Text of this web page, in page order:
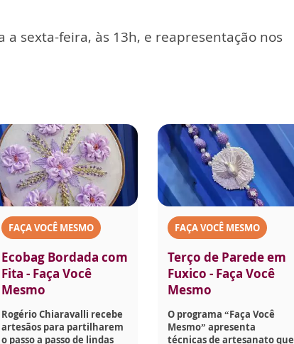
a sexta-feira, às 13h, e reapresentação nos
FAÇA VOCÊ MESMO
Ecobag Bordada com
Fita - Faça Você
Mesmo
Rogério Chiaravalli recebe
artesãos para partilharem
o passo a passo de lindas
FAÇA VOCÊ MESMO
Terço de Parede em
Fuxico - Faça Você
Mesmo
O programa “Faça Você
Mesmo” apresenta
técnicas de artesanato que